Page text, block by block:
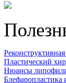
Пластический
Нюансы
Блефаропластика